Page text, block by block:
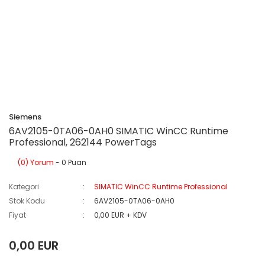
Siemens
6AV2105-0TA06-0AH0 SIMATIC WinCC Runtime
Professional, 262144 PowerTags
(0) Yorum - 0 Puan
Kategori
SIMATIC WinCC Runtime Professional
Stok Kodu
6AV2105-0TA06-0AH0
Fiyat
0,00 EUR + KDV
0,00 EUR